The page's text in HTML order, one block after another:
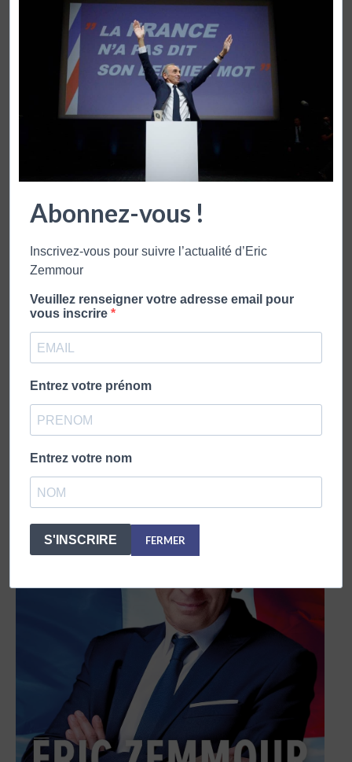
Abonnez-vous !
Inscrivez-vous pour suivre l’actualité d’Eric
Zemmour
Veuillez renseigner votre adresse email pour
vous inscrire
Entrez votre prénom
Entrez votre nom
S'INSCRIRE FERMER